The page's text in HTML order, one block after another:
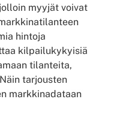
myyjät voivat
hintoja
kilpailukykyisiä
tilanteita,
tarjousten
markkinadataan